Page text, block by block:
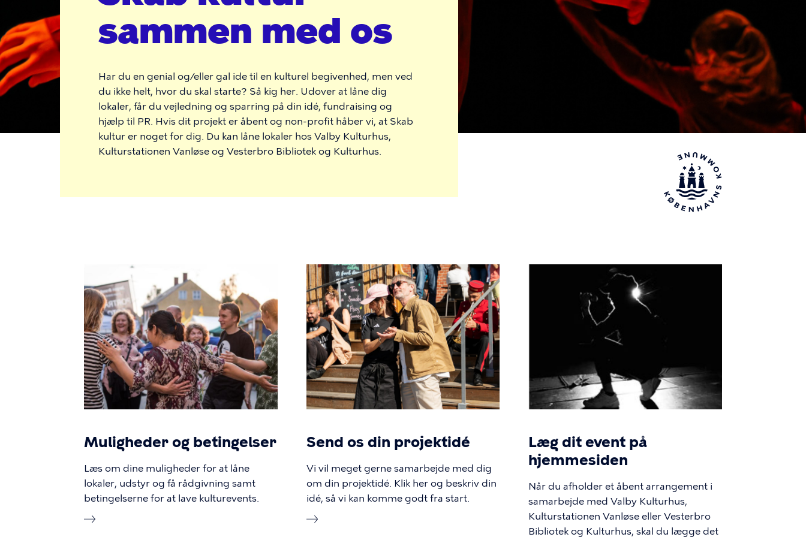
gør
det
sammen
sammen med os
Har du en genial og/eller gal ide til en kulturel begivenhed, men ved
du ikke helt, hvor du skal starte? Så kig her. Udover at låne dig
lokaler, får du vejledning og sparring på din idé, fundraising og
hjælp til PR. Hvis dit projekt er åbent og non-profit håber vi, at Skab
kultur er noget for dig. Du kan låne lokaler hos Valby Kulturhus,
Kulturstationen Vanløse og Vesterbro Bibliotek og Kulturhus.
Muligheder og betingelser
Læs om dine muligheder for at låne
lokaler, udstyr og få rådgivning samt
betingelserne for at lave kulturevents.
Send os din projektidé
Vi vil meget gerne samarbejde med dig
om din projektidé. Klik her og beskriv din
idé, så vi kan komme godt fra start.
Læg dit event på
hjemmesiden
Når du afholder et åbent arrangement i
samarbejde med Valby Kulturhus,
Kulturstationen Vanløse eller Vesterbro
Bibliotek og Kulturhus, skal du lægge det